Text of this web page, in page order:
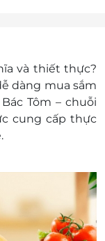
năm.
mật thông tin
LifeLink sẽ
các mã thẻ bị
với bất kỳ lý
cấp cũng như
khách hàng và
thay đổi điều
và thiết thực?
dàng mua sắm
Tôm – chuỗi
cung cấp thực